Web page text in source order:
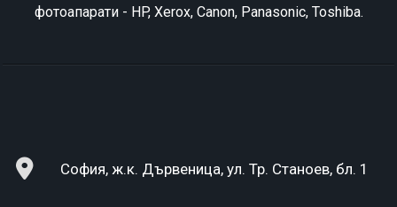
фотоапарати - HP, Xerox, Canon, Panasonic, Toshiba.
София, ж.к. Дървеница, ул. Тр. Станоев, бл. 1